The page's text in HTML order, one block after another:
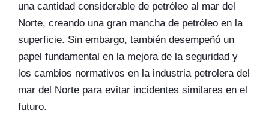
una cantidad considerable de petróleo al mar del
Norte, creando una gran mancha de petróleo en la
superficie. Sin embargo, también desempeñó un
papel fundamental en la mejora de la seguridad y
los cambios normativos en la industria petrolera del
mar del Norte para evitar incidentes similares en el
futuro.